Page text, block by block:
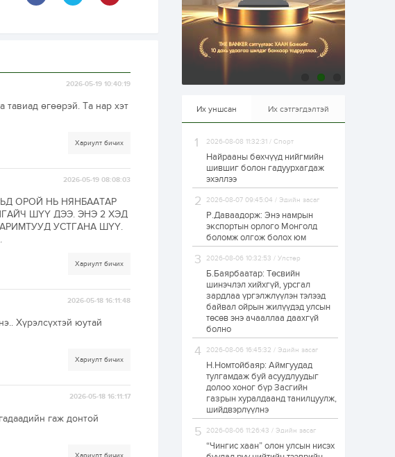
2026-05-19 10:40:19
өгөөрэй. Та нар хэт
Хариулт бичих
2026-05-19 08:08:03
ОРОЙ НЬ НЯНБААТАР
ШҮҮ ДЭЭ. ЭНЭ 2 ХЭД
УСТГАНА ШҮҮ.
Хариулт бичих
2026-05-18 16:11:48
Хүрэлсүхтэй юутай
Хариулт бичих
2026-05-18 16:11:17
гаж донтой
Б.Түмэн-Өлзий: Олон
улсад хуримтлуулсан
мэдлэг, туршлагаа эх
орныхоо хөгжилд
зориулна
Алтны үнэ дөрвөн
өсөж байна
2 өдөр
Худалдагч
Н.Амарзаяа:
хуудастай өрийн
дэвтэр долоо хоногт
2 өдөр 0
Б.Хулан дэлхийн
аварга боллоо
2 өдөр
Р.Даваадорж: Энэ
намрын экспортын
боломж олгож болох
юм
2 өдөр 0
Автомашины улсын
дугаар сондгой
тоогоор төгссөн бол
өнөөдөр шатахуун
авна
Их уншсан Их сэтгэгдэлтэй
2026-08-08 11:32:31 / Спорт
Найрааны бөхчүүд нийгмийн
шившиг болон гадуурхагдаж
эхэллээ
2026-08-07 09:45:04 / Эдийн засаг
Р.Даваадорж: Энэ намрын
экспортын орлого Монголд
боломж олгож болох юм
2026-08-06 10:32:53 / Улстөр
Б.Баярбаатар: Төсвийн
шинэчлэл хийхгүй, урсгал
зардлаа үргэлжлүүлэн тэлээд
байвал ойрын жилүүдэд улсын
төсөв энэ ачааллаа даахгүй
болно
2026-08-06 16:45:32 / Эдийн засаг
Н.Номтойбаяр: Аймгуудад
тулгамдаж буй асуудлуудыг
долоо хоног бүр Засгийн
газрын хуралдаанд танилцуулж,
шийдвэрлүүлнэ
2026-08-06 11:26:43 / Эдийн засаг
“Чингис хаан” олон улсын нисэх